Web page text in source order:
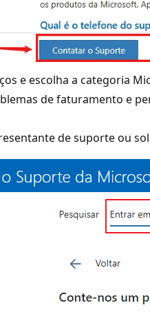
e escolha a categoria
de faturamento e
de suporte ou